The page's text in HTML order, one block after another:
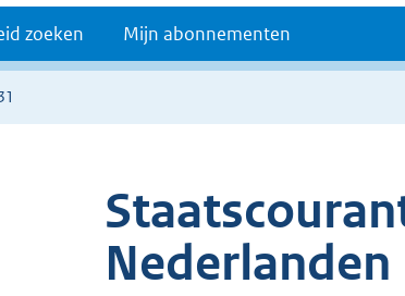
zoeken Mijn abonnementen
Nederlanden